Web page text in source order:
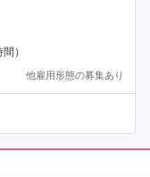
）
他雇用形態の募集あり